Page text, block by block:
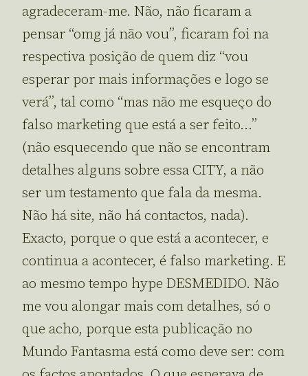
agradeceram-me. Não, não ficaram a
pensar “omg já não vou”, ficaram foi na
respectiva posição de quem diz “vou
esperar por mais informações e logo se
verá”, tal como “mas não me esqueço do
falso marketing que está a ser feito…”
(não esquecendo que não se encontram
detalhes alguns sobre essa CITY, a não
ser um testamento que fala da mesma.
Não há site, não há contactos, nada).
Exacto, porque o que está a acontecer, e
continua a acontecer, é falso marketing. E
ao mesmo tempo hype DESMEDIDO. Não
me vou alongar mais com detalhes, só o
que acho, porque esta publicação no
Mundo Fantasma está como deve ser: com